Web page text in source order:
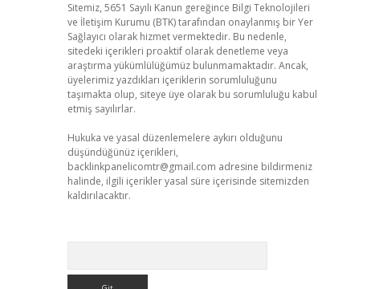
Sitemiz, 5651 Sayılı Kanun gereğince Bilgi Teknolojileri
ve İletişim Kurumu (BTK) tarafından onaylanmış bir Yer
Sağlayıcı olarak hizmet vermektedir. Bu nedenle,
sitedeki içerikleri proaktif olarak denetleme veya
araştırma yükümlülüğümüz bulunmamaktadır. Ancak,
üyelerimiz yazdıkları içeriklerin sorumluluğunu
taşımakta olup, siteye üye olarak bu sorumluluğu kabul
etmiş sayılırlar.
Hukuka ve yasal düzenlemelere aykırı olduğunu
düşündüğünüz içerikleri,
backlinkpanelicomtr@gmail.com adresine bildirmeniz
halinde, ilgili içerikler yasal süre içerisinde sitemizden
kaldırılacaktır.